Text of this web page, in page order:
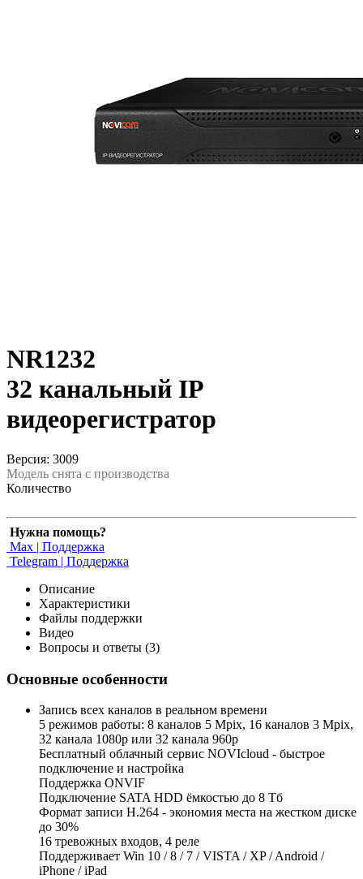
NR1232
32 канальный IP
видеорегистратор
Версия: 3009
Модель снята с производства
Количество
Нужна помощь?
Max | Поддержка
Telegram | Поддержка
Описание
Характеристики
Файлы поддержки
Видео
Вопросы и ответы (3)
Основные особенности
Запись всех каналов в реальном времени
5 режимов работы: 8 каналов 5 Mpix, 16 каналов 3 Mpix,
32 канала 1080р или 32 канала 960p
Бесплатный облачный сервис NOVIcloud - быстрое
подключение и настройка
Поддержка ONVIF
Подключение SATA HDD ёмкостью до 8 Тб
Формат записи H.264 - экономия места на жестком диске
до 30%
16 тревожных входов, 4 реле
Поддерживает Win 10 / 8 / 7 / VISTA / XP / Android /
iPhone / iPad